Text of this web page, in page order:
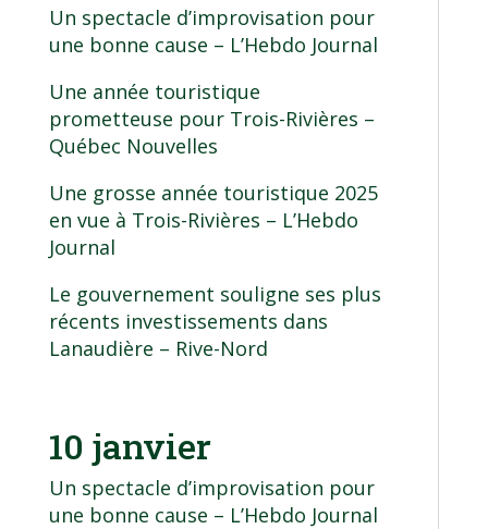
Un spectacle d’improvisation pour
une bonne cause – L’Hebdo Journal
Une année touristique
prometteuse pour Trois-Rivières –
Québec Nouvelles
Une grosse année touristique 2025
en vue à Trois-Rivières – L’Hebdo
Journal
Le gouvernement souligne ses plus
récents investissements dans
Lanaudière – Rive-Nord
10 janvier
Un spectacle d’improvisation pour
une bonne cause – L’Hebdo Journal